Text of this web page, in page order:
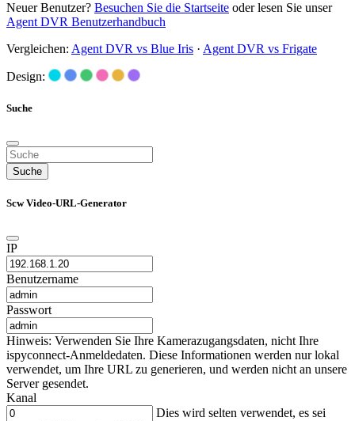
Neuer Benutzer? Besuchen Sie die Startseite oder lesen Sie unser
Agent DVR Benutzerhandbuch
Vergleichen: Agent DVR vs Blue Iris · Agent DVR vs Frigate
Design:
Suche
Suche
Scw Video-URL-Generator
IP
Benutzername
Passwort
Hinweis: Verwenden Sie Ihre Kamerazugangsdaten, nicht Ihre
ispyconnect-Anmeldedaten. Diese Informationen werden nur lokal
verwendet, um Ihre URL zu generieren, und werden nicht an unsere
Server gesendet.
Kanal
Dies wird selten verwendet, es sei